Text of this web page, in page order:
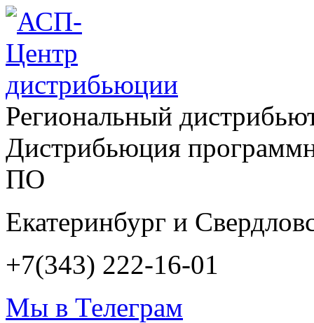
Региональный
Дистрибьюция
ПО
Екатеринбург и
+7(343) 222-16-01
Мы в Телеграм